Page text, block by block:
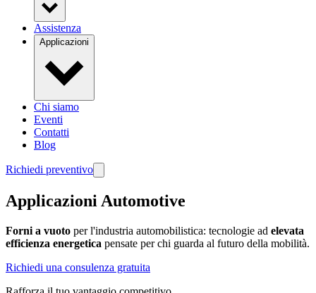
Assistenza
Applicazioni
Chi siamo
Eventi
Contatti
Blog
Richiedi preventivo
Applicazioni Automotive
Forni a vuoto per l'industria automobilistica: tecnologie ad elevata
efficienza energetica pensate per chi guarda al futuro della mobilità.
Richiedi una consulenza gratuita